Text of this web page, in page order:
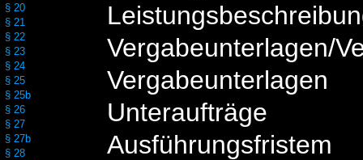
§ 20
§ 21
§ 22
§ 23
§ 24
§ 25
§ 25b
§ 26
§ 27
§ 27b
§ 28
Vergabeunterlagen/
Vergabeunterlagen
Unteraufträge
Ausführungsfristem